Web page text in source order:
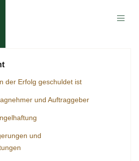
der Erfolg geschuldet ist
und Auftraggeber
und